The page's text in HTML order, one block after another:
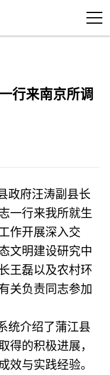
行来南京所调
政府汪涛副县长
一行来我所就生
作开展深入交
文明建设研究中
王磊以及农村环
关负责同志参加
统介绍了蒲江县
得的积极进展，
效与实践经验。